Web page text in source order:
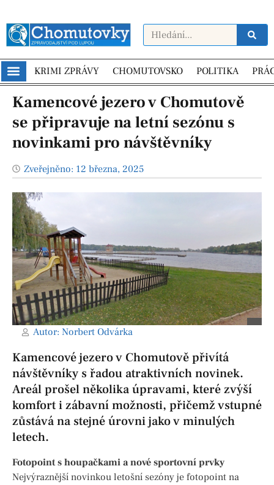
KRIMI ZPRÁVY CHOMUTOVSKO POLITIKA
Kamencové jezero v Chomutově
se připravuje na letní sezónu s
novinkami pro návštěvníky
Zveřejněno: 12 března, 2025
Autor: Norbert Odvárka
Kamencové jezero v Chomutově přivítá
návštěvníky s řadou atraktivních novinek.
Areál prošel několika úpravami, které zvýší
komfort i zábavní možnosti, přičemž vstupné
zůstává na stejné úrovni jako v minulých
letech.
Fotopoint s houpačkami a nové sportovní prvky
Nejvýraznější novinkou letošní sezóny je fotopoint na